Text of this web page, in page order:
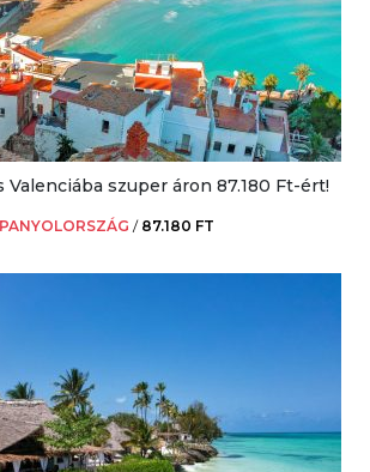
Valenciába szuper áron 87.180 Ft-ért!
/ 87.180 FT